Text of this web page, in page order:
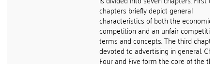
chapters briefly depict general
characteristics of both the economic
competition and an unfair competition
terms and concepts. The third
devoted to advertising in general.
Four and Five form the core of the